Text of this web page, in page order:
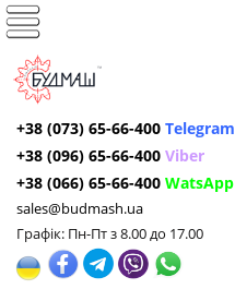
+38 (073) 65-66-400 Telegram
+38 (096) 65-66-400 Viber
+38 (066) 65-66-400 WatsApp
sales@budmash.ua
Графік: Пн-Пт з 8.00 до 17.00